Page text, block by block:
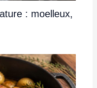
: moelleux,